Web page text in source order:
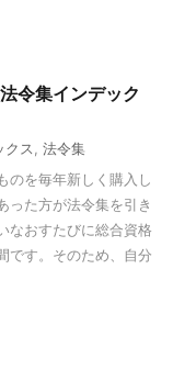
令集インデック
クス
法令集
のを毎年新しく購入し
った方が法令集を引き
なおすたびに総合資格
です。そのため、自分